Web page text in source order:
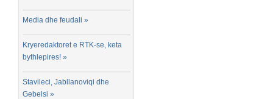
Media dhe feudali »
Kryeredaktoret e RTK-se, keta
bythlepires! »
Stavileci, Jabllanoviqi dhe
Gebelsi »